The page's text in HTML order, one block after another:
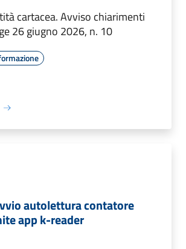
cartacea. Avviso chiarimenti
26 giugno 2026, n. 10
autolettura contatore
app k-reader